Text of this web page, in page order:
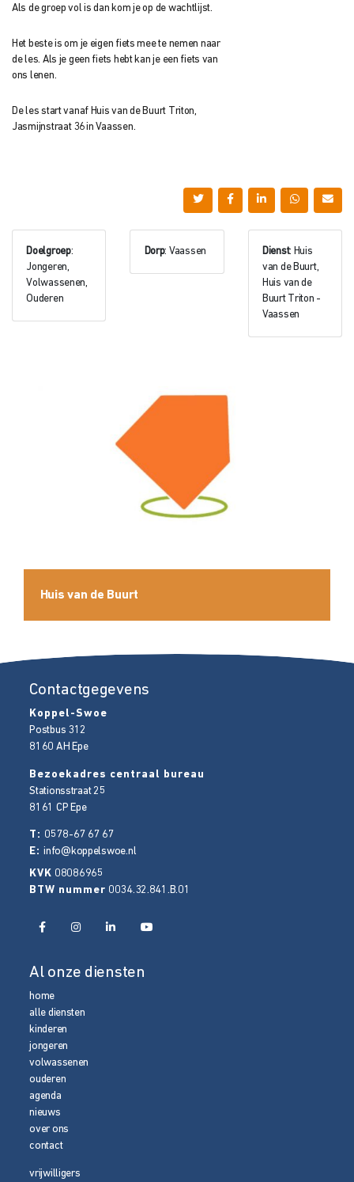
Als de groep vol is dan kom je op de wachtlijst.
Het beste is om je eigen fiets mee te nemen naar
de les. Als je geen fiets hebt kan je een fiets van
ons lenen.
De les start vanaf Huis van de Buurt Triton,
Jasmijnstraat 36 in Vaassen.
Doelgroep:
Jongeren,
Volwassenen,
Ouderen
Dorp: Vaassen Dienst: Huis
van de Buurt,
Huis van de
Buurt Triton -
Vaassen
Huis van de Buurt
Contactgegevens
Koppel-Swoe
Postbus 312
8160 AH Epe
Bezoekadres centraal bureau
Stationsstraat 25
8161 CP Epe
T: 0578-67 67 67
E:info@koppelswoe.nl
KVK 08086965
BTW nummer 0034.32.841.B.01
Al onze diensten
home
alle diensten
kinderen
jongeren
volwassenen
ouderen
agenda
nieuws
over ons
contact
vrijwilligers